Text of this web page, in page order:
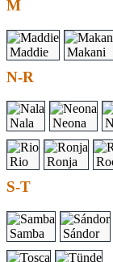
M
Maddie Makani
N-R
Nala Neona
Rio Ronja
S-T
Samba Sándor